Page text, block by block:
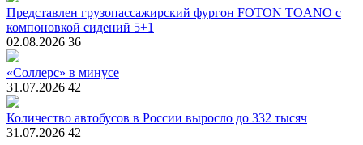
Представлен грузопассажирский фургон FOTON TOANO с
компоновкой сидений 5+1
02.08.2026 36
«Соллерс» в минусе
31.07.2026 42
Количество автобусов в России выросло до 332 тысяч
31.07.2026 42